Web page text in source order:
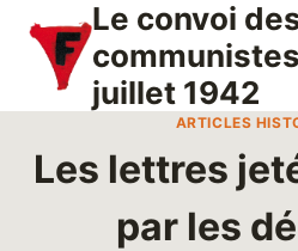
contenu
Le convoi
juillet 1942
ARTICLES
Les lettres
par les